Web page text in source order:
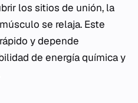
los sitios de unión, la
se relaja. Este
y depende
de energía química y